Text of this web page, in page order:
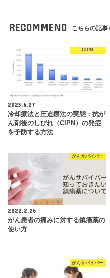
RECOMMEND こちらの記事
CIPN
2023.6.27
冷却療法と圧迫療法の実態：抗が
ん剤後のしびれ（CIPN）の発症
を予防する方法
がんサバイバー
2022.2.26
がん患者の痛みに対する鎮痛薬の
使い方
がんサバイバー